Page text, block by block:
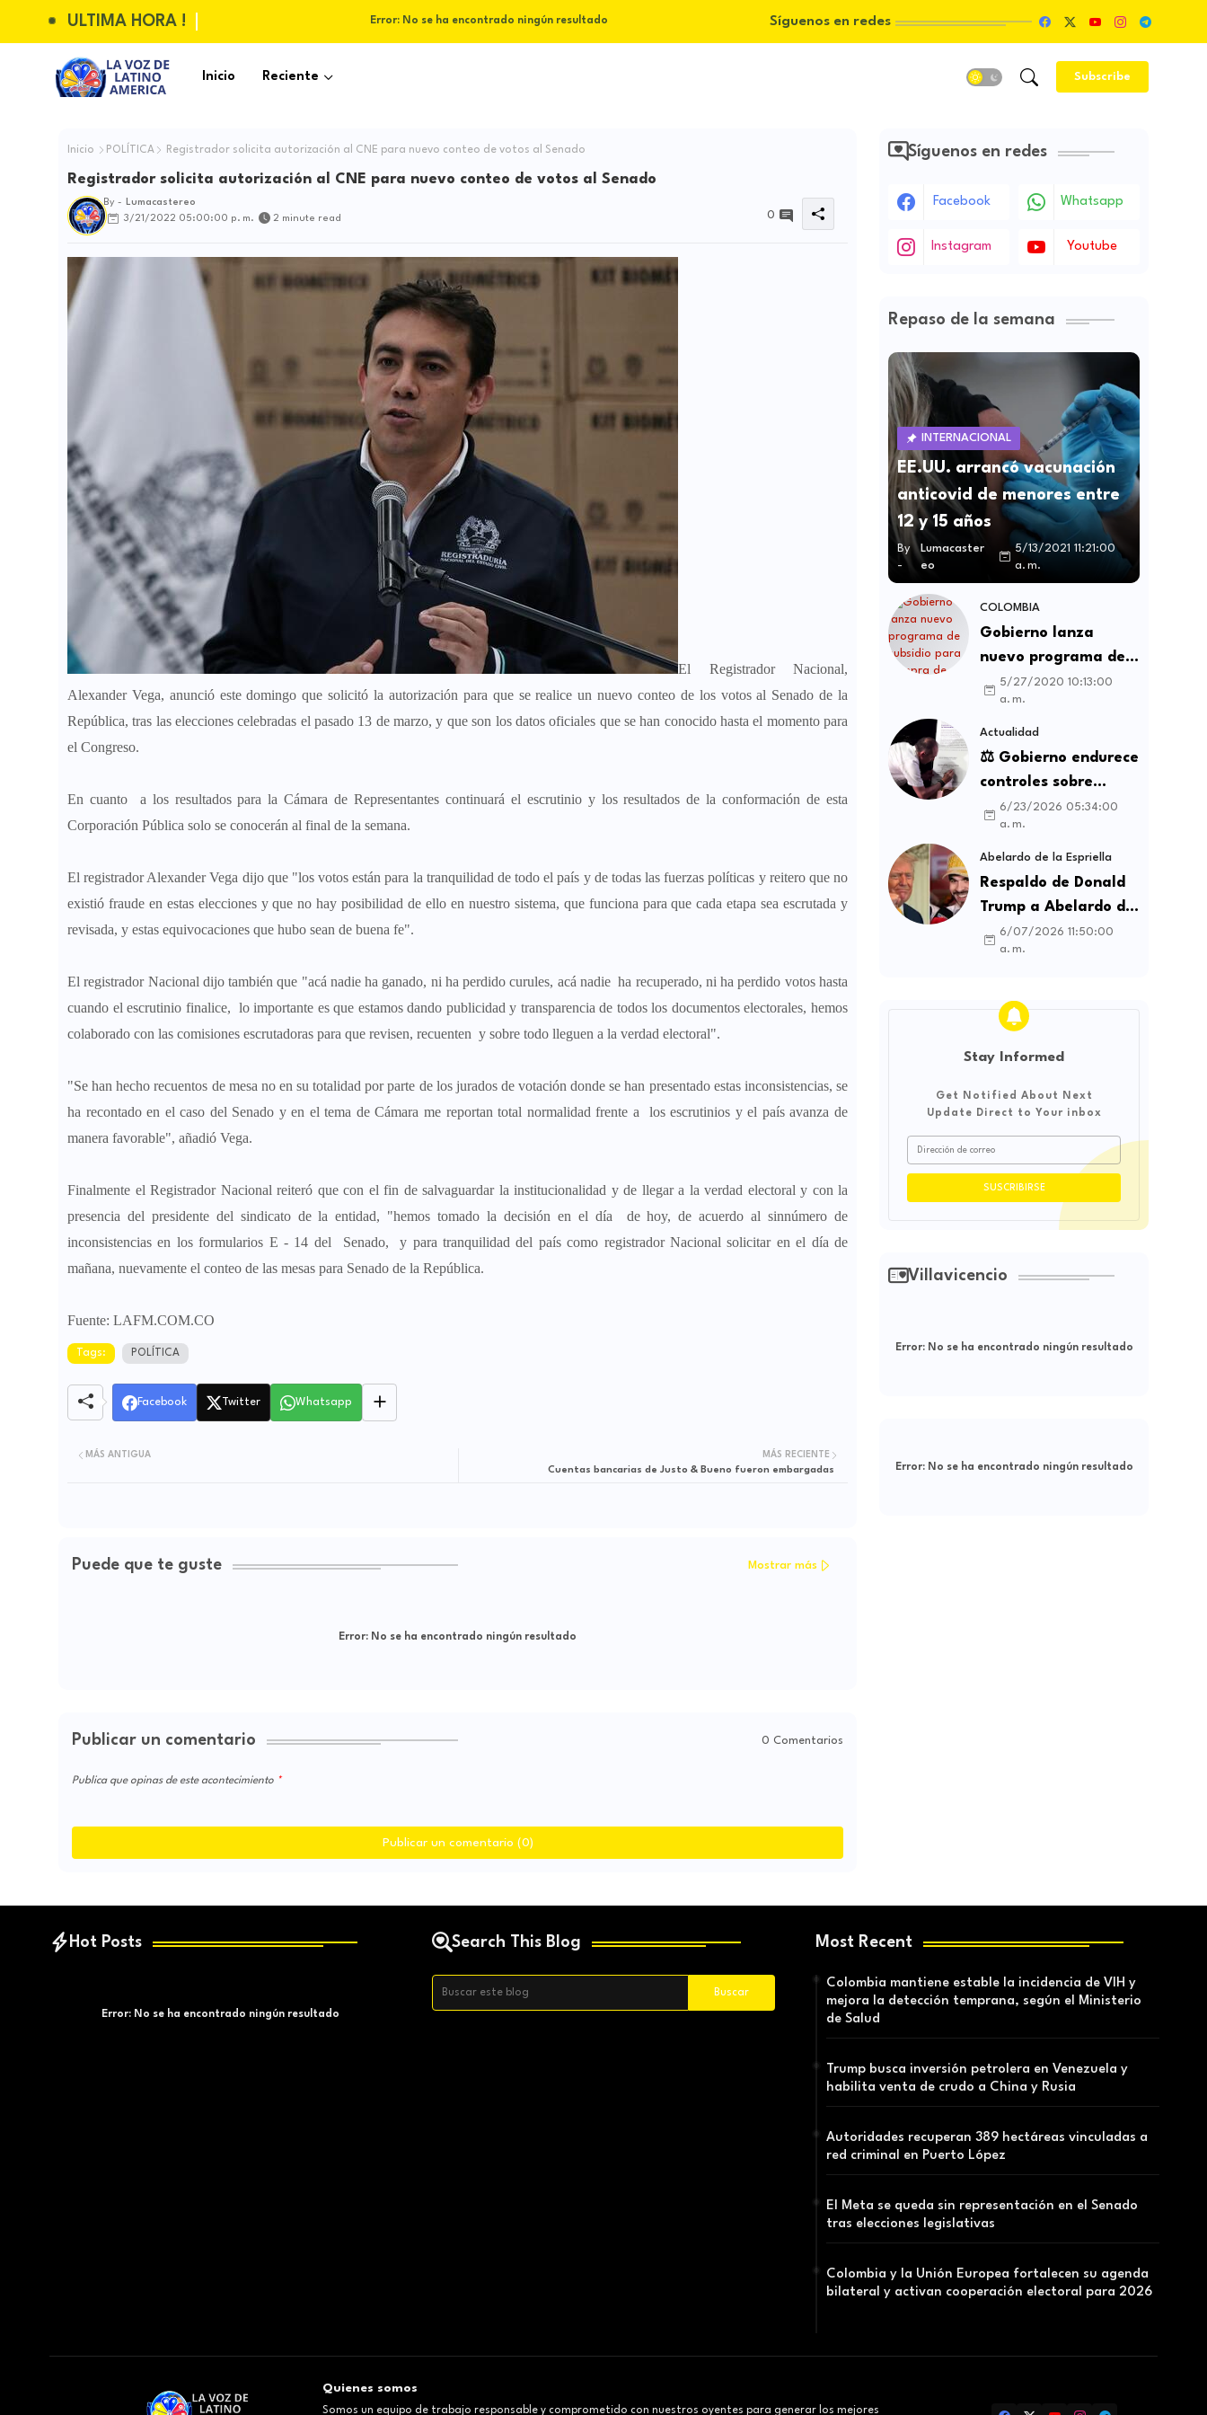
ULTIMA HORA ! Error: No se ha encontrado ningún resultado Síguenos en redes
Inicio Reciente Subscribe
Inicio POLÍTICA Registrador solicita autorización al CNE para nuevo conteo de votos al Senado
Registrador solicita autorización al CNE para nuevo conteo de votos al Senado
By -
Lumacastereo
3/21/2022 05:00:00 p. m.
2 minute read 0
El Registrador Nacional,
Alexander Vega, anunció este domingo que solicitó la autorización para que se realice un nuevo conteo de los votos al Senado de la
República, tras las elecciones celebradas el pasado 13 de marzo, y que son los datos oficiales que se han conocido hasta el momento para
el Congreso.
En cuanto a los resultados para la Cámara de Representantes continuará el escrutinio y los resultados de la conformación de esta
Corporación Pública solo se conocerán al final de la semana.
El registrador Alexander Vega dijo que "los votos están para la tranquilidad de todo el país y de todas las fuerzas políticas y reitero que no
existió fraude en estas elecciones y que no hay posibilidad de ello en nuestro sistema, que funciona para que cada etapa sea escrutada y
revisada, y estas equivocaciones que hubo sean de buena fe".
El registrador Nacional dijo también que "acá nadie ha ganado, ni ha perdido curules, acá nadie ha recuperado, ni ha perdido votos hasta
cuando el escrutinio finalice, lo importante es que estamos dando publicidad y transparencia de todos los documentos electorales, hemos
colaborado con las comisiones escrutadoras para que revisen, recuenten y sobre todo lleguen a la verdad electoral".
"Se han hecho recuentos de mesa no en su totalidad por parte de los jurados de votación donde se han presentado estas inconsistencias, se
ha recontado en el caso del Senado y en el tema de Cámara me reportan total normalidad frente a los escrutinios y el país avanza de
manera favorable", añadió Vega.
Finalmente el Registrador Nacional reiteró que con el fin de salvaguardar la institucionalidad y de llegar a la verdad electoral y con la
presencia del presidente del sindicato de la entidad, "hemos tomado la decisión en el día de hoy, de acuerdo al sinnúmero de
inconsistencias en los formularios E - 14 del Senado, y para tranquilidad del país como registrador Nacional solicitar en el día de
mañana, nuevamente el conteo de las mesas para Senado de la República.
Fuente: LAFM.COM.CO
Tags: POLÍTICA
Facebook Twitter Whatsapp
MÁS RECIENTE
Cuentas bancarias de Justo & Bueno fueron embargadas
MÁS ANTIGUA
Puede que te guste Mostrar más
Error: No se ha encontrado ningún resultado
Publicar un comentario 0 Comentarios
Publica que opinas de este acontecimiento
Publicar un comentario (0)
Síguenos en redes
Facebook Whatsapp
Instagram Youtube
Repaso de la semana
INTERNACIONAL
EE.UU. arrancó vacunación
anticovid de menores entre
12 y 15 años
By
-
Lumacaster
eo
5/13/2021 11:21:00
a. m.
COLOMBIA
Gobierno lanza
nuevo programa de
subsidio para compra
de vivienda VIS y no
VIS
5/27/2020 10:13:00
a. m.
Actualidad
⚖️ Gobierno endurece
controles sobre
contratos sindicales
y busca frenar la
intermediación
laboral ilegal
6/23/2026 05:34:00
a. m.
Abelardo de la Espriella
Respaldo de Donald
Trump a Abelardo de
la Espriella genera
debate sobre
influencia
internacional
6/07/2026 11:50:00
a. m.
Stay Informed
Get Notified About Next
Update Direct to Your inbox
Villavicencio
Error:No se ha encontrado ningún resultado
Error:No se ha encontrado ningún resultado
Hot Posts
Error: No se ha encontrado ningún resultado
Search This Blog Most Recent
Colombia mantiene estable la incidencia de VIH y
mejora la detección temprana, según el Ministerio
de Salud
Trump busca inversión petrolera en Venezuela y
habilita venta de crudo a China y Rusia
Autoridades recuperan 389 hectáreas vinculadas a
red criminal en Puerto López
El Meta se queda sin representación en el Senado
tras elecciones legislativas
Colombia y la Unión Europea fortalecen su agenda
bilateral y activan cooperación electoral para 2026
Quienes somos
Somos un equipo de trabajo responsable y comprometido con nuestros oyentes para generar los mejores